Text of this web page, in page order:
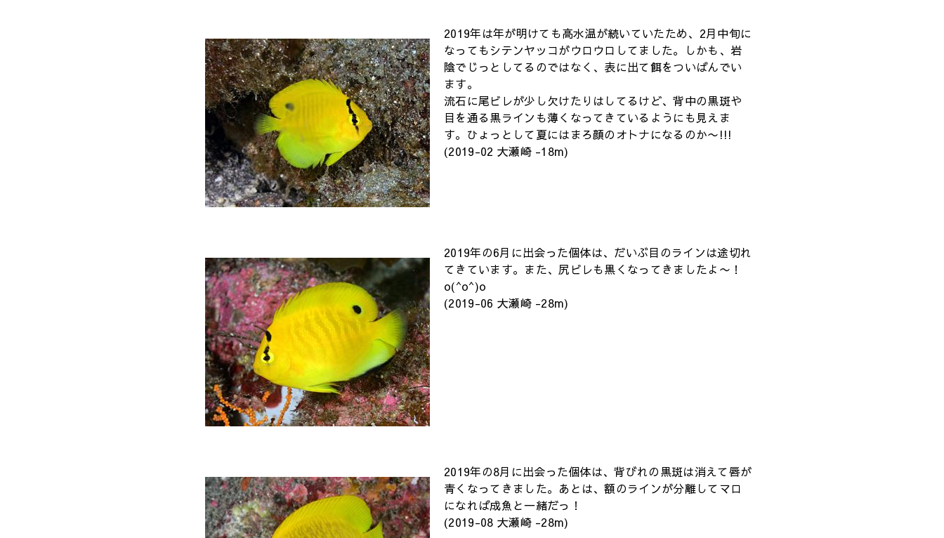
2019年は年が明けても高水温が続いていたため、2月中旬に
なってもシテンヤッコがウロウロしてました。しかも、岩
陰でじっとしてるのではなく、表に出て餌をついばんでい
ます。
流石に尾ビレが少し欠けたりはしてるけど、背中の黒斑や
目を通る黒ラインも薄くなってきているようにも見えま
す。ひょっとして夏にはまろ顔のオトナになるのか〜!!!
(2019-02 大瀬崎 -18m)
2019年の6月に出会った個体は、だいぶ目のラインは途切れ
てきています。また、尻ビレも黒くなってきましたよ〜！
o(^o^)o
(2019-06 大瀬崎 -28m)
2019年の8月に出会った個体は、背びれの黒斑は消えて唇が
青くなってきました。あとは、額のラインが分離してマロ
になれば成魚と一緒だっ！
(2019-08 大瀬崎 -28m)